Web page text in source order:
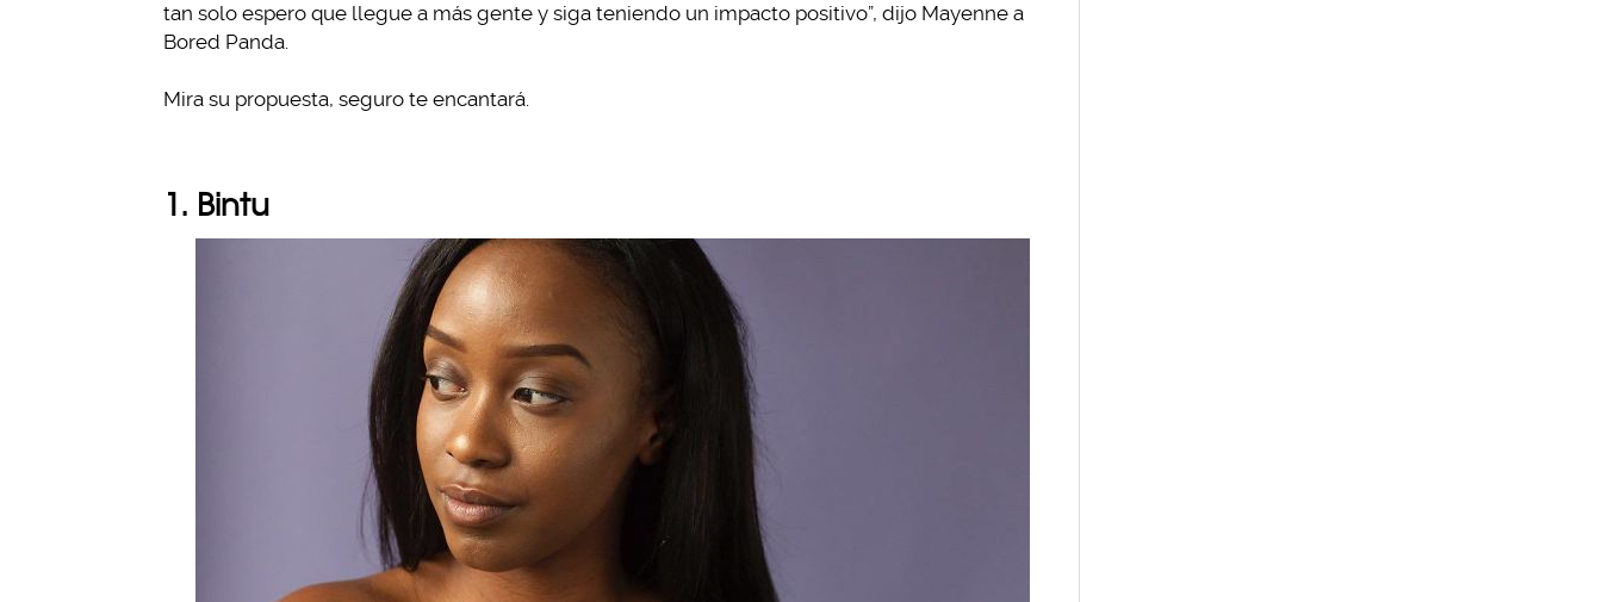
tan solo espero que llegue a más gente y siga teniendo un impacto positivo”, dijo Mayenne a
Bored Panda.
Mira su propuesta, seguro te encantará.
1. Bintu